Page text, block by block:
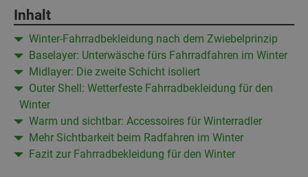
Inhalt
Winter-Fahrradbekleidung nach dem Zwiebelprinzip
Baselayer: Unterwäsche fürs Fahrradfahren im Winter
Midlayer: Die zweite Schicht isoliert
Outer Shell: Wetterfeste Fahrradbekleidung für den
Winter
Warm und sichtbar: Accessoires für Winterradler
Mehr Sichtbarkeit beim Radfahren im Winter
Fazit zur Fahrradbekleidung für den Winter